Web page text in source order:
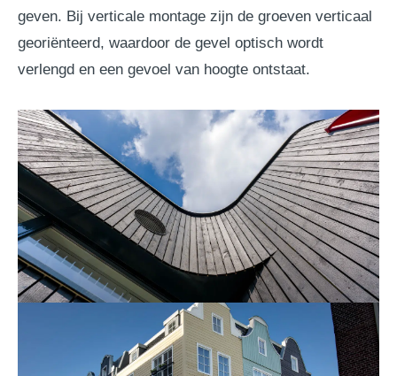
geven. Bij verticale montage zijn de groeven verticaal
georiënteerd, waardoor de gevel optisch wordt
verlengd en een gevoel van hoogte ontstaat.